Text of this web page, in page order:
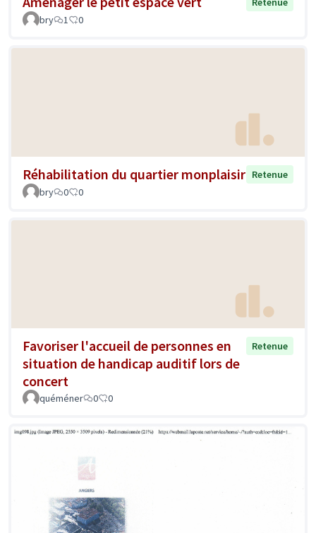
bry
1 0
Réhabilitation du quartier monplaisir Retenue
bry
0 0
Favoriser l'accueil de personnes en
situation de handicap auditif lors de
concert
Retenue
quéméner 0 0